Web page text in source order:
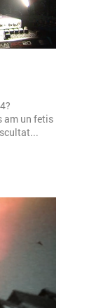
am un fetis